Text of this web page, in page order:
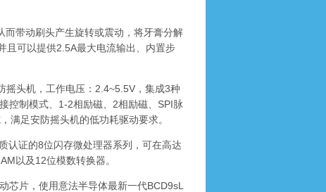
带动刷头产生旋转或震动，将牙膏分解
且可以提供2.5A最大电流输出、内置步
头机，工作电压：2.4~5.5V，集成3种
控制模式、1-2相励磁、2相励磁、SPI脉
满足安防摇头机的低功耗驱动要求。
证的8位闪存微处理器系列，可在高达
以及12位模数转换器。
片，使用意法半导体最新一代BCD9sL